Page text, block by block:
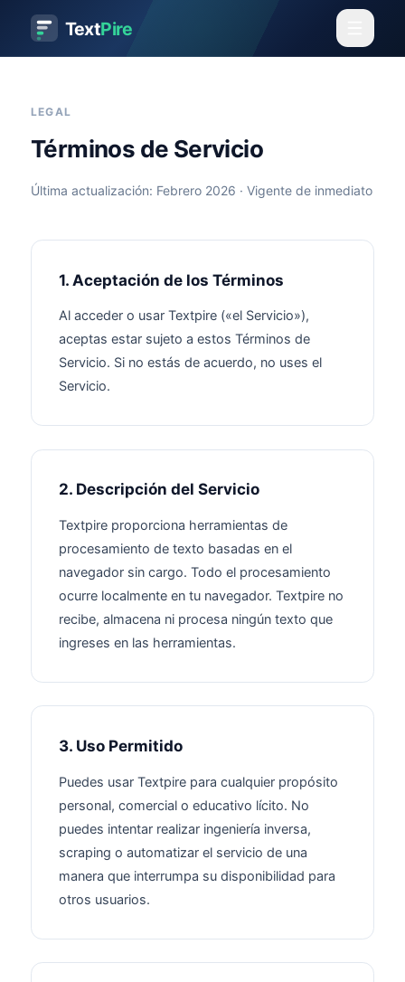
TextPire
LEGAL
Términos de Servicio
Última actualización: Febrero 2026 · Vigente de inmediato
1. Aceptación de los Términos
Al acceder o usar Textpire («el Servicio»),
aceptas estar sujeto a estos Términos de
Servicio. Si no estás de acuerdo, no uses el
Servicio.
2. Descripción del Servicio
Textpire proporciona herramientas de
procesamiento de texto basadas en el
navegador sin cargo. Todo el procesamiento
ocurre localmente en tu navegador. Textpire no
recibe, almacena ni procesa ningún texto que
ingreses en las herramientas.
3. Uso Permitido
Puedes usar Textpire para cualquier propósito
personal, comercial o educativo lícito. No
puedes intentar realizar ingeniería inversa,
scraping o automatizar el servicio de una
manera que interrumpa su disponibilidad para
otros usuarios.